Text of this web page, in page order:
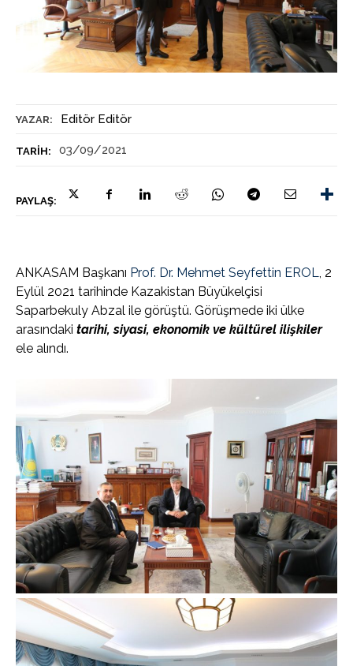
YAZAR: Editör Editör
TARIH: 03/09/2021
PAYLAŞ:
ANKASAM Başkanı Prof. Dr. Mehmet Seyfettin EROL, 2
Eylül 2021 tarihinde Kazakistan Büyükelçisi
Saparbekuly Abzal ile görüştü. Görüşmede iki ülke
arasındaki tarihi, siyasi, ekonomik ve kültürel ilişkiler
ele alındı.